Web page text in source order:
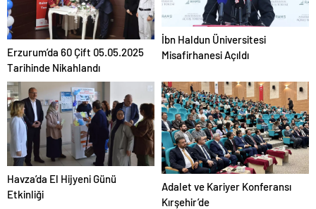
Erzurum’da 60 Çift 05.05.2025
Tarihinde Nikahlandı
İbn Haldun Üniversitesi
Misafirhanesi Açıldı
Havza’da El Hijyeni Günü
Etkinliği
Adalet ve Kariyer Konferansı
Kırşehir’de